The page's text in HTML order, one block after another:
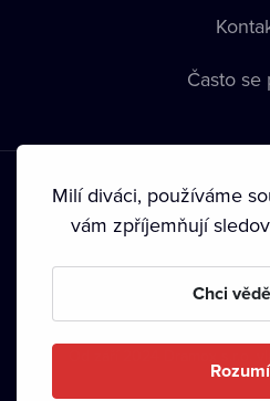
Často se
Podmínky používání • Ochrana
• Autorská
Milí diváci, používáme
vám zpříjemňují
Chci